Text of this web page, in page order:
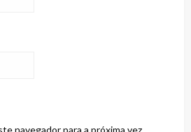
navegador para a próxima vez